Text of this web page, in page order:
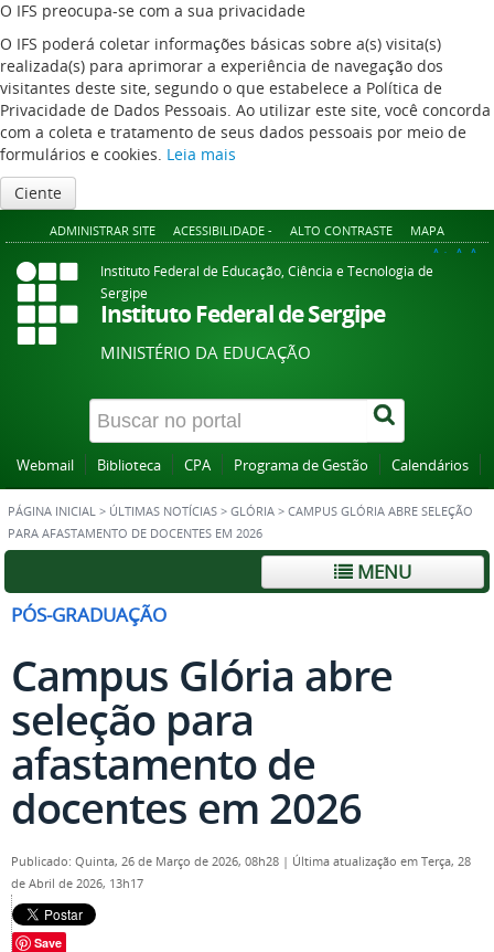
O IFS preocupa-se com a sua privacidade
O IFS poderá coletar informações básicas sobre a(s) visita(s)
realizada(s) para aprimorar a experiência de navegação dos
visitantes deste site, segundo o que estabelece a Política de
Privacidade de Dados Pessoais. Ao utilizar este site, você concorda
com a coleta e tratamento de seus dados pessoais por meio de
formulários e cookies. Leia mais
Ciente
ADMINISTRAR SITE ACESSIBILIDADE - ALTO CONTRASTE MAPA
A+ A A-
Instituto Federal de Educação, Ciência e Tecnologia de
Sergipe
Instituto Federal de Sergipe
MINISTÉRIO DA EDUCAÇÃO
Webmail Biblioteca CPA Programa de Gestão Calendários
PÁGINA INICIAL > ÚLTIMAS NOTÍCIAS > GLÓRIA > CAMPUS GLÓRIA ABRE SELEÇÃO
PARA AFASTAMENTO DE DOCENTES EM 2026
MENU
PÓS-GRADUAÇÃO
Campus Glória abre
seleção para
afastamento de
docentes em 2026
Publicado: Quinta, 26 de Março de 2026, 08h28 | Última atualização em Terça, 28
de Abril de 2026, 13h17
Save